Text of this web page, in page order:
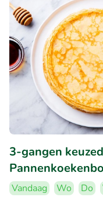
3-gangen
Vandaag Wo Do